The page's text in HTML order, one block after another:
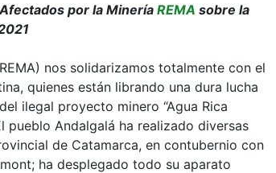
por la Minería REMA sobre la
nos solidarizamos totalmente con el
quienes están librando una dura lucha
ilegal proyecto minero “Agua Rica
pueblo Andalgalá ha realizado diversas
de Catamarca, en contubernio con
ha desplegado todo su aparato